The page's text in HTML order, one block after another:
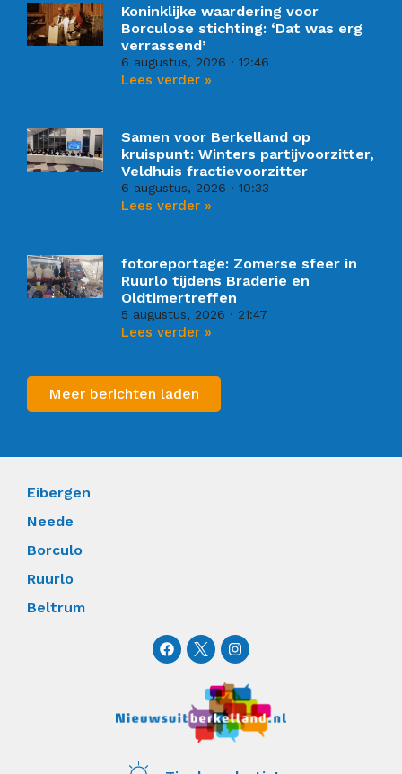
Koninklijke waardering voor
Borculose stichting: ‘Dat was erg
verrassend’
6 augustus, 2026 12:46
Lees verder »
Samen voor Berkelland op
kruispunt: Winters partijvoorzitter,
Veldhuis fractievoorzitter
6 augustus, 2026 10:33
Lees verder »
fotoreportage: Zomerse sfeer in
Ruurlo tijdens Braderie en
Oldtimertreffen
5 augustus, 2026 21:47
Lees verder »
Meer berichten laden
Eibergen
Neede
Borculo
Ruurlo
Beltrum
F
a
c
o
o
I
n
s
t
a
g
r
a